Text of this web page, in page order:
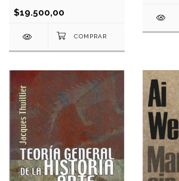
$19.500,00